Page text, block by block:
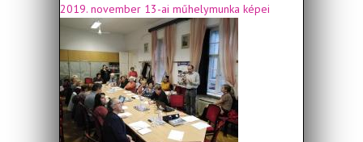
2019. november 13-ai műhelymunka képei